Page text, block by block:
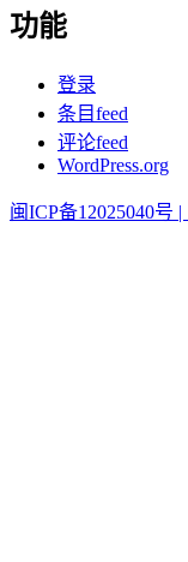
功能
登录
条目feed
评论feed
WordPress.org
闽ICP备12025040号 |